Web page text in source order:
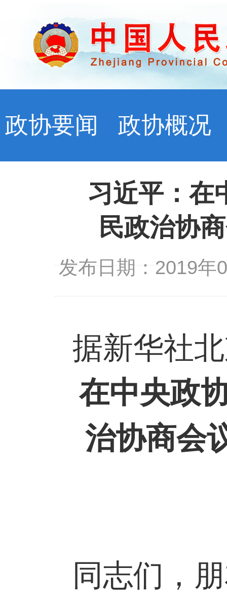
政协要闻 政协概况
习近平：在
民政治协
发布日期：2019
据新华社
在中央政
治协商会
同志们，